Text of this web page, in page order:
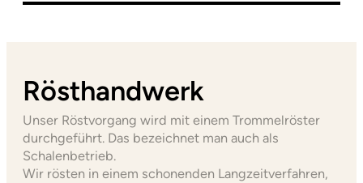
Rösthandwerk
Unser Röstvorgang wird mit einem Trommelröster
durchgeführt. Das bezeichnet man auch als
Schalenbetrieb.
Wir rösten in einem schonenden Langzeitverfahren,